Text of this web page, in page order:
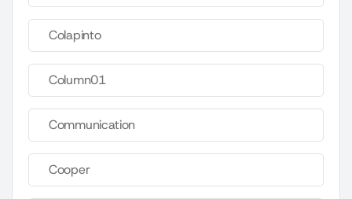
Colapinto
Column01
Communication
Cooper